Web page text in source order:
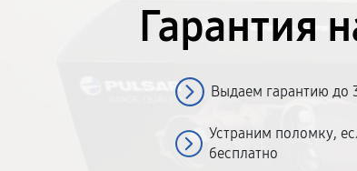
Гарантия
Выдаем гарантию до
Устраним поломку,
бесплатно